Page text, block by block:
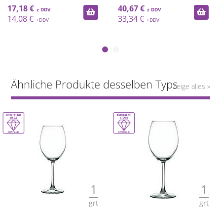
17,18 €
14,08 €
40,67 €
33,34 €
Ähnliche Produkte desselben TypsZeige alles »
1
grt
1
grt